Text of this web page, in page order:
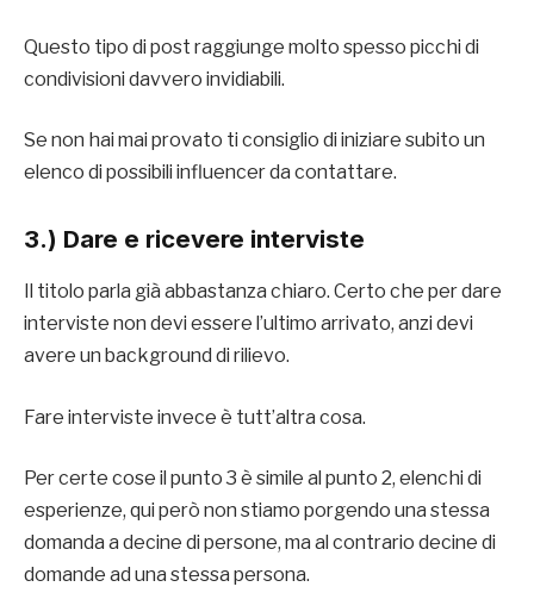
Questo tipo di post raggiunge molto spesso picchi di
condivisioni davvero invidiabili.
Se non hai mai provato ti consiglio di iniziare subito un
elenco di possibili influencer da contattare.
3.) Dare e ricevere interviste
Il titolo parla già abbastanza chiaro. Certo che per dare
interviste non devi essere l’ultimo arrivato, anzi devi
avere un background di rilievo.
Fare interviste invece è tutt’altra cosa.
Per certe cose il punto 3 è simile al punto 2, elenchi di
esperienze, qui però non stiamo porgendo una stessa
domanda a decine di persone, ma al contrario decine di
domande ad una stessa persona.